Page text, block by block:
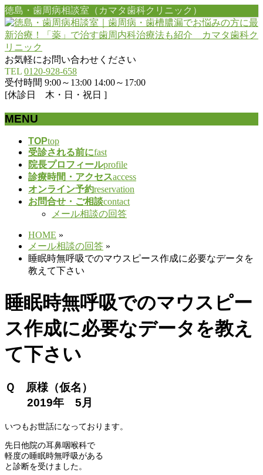
徳島・歯周病相談室（カマタ歯科クリニック）
お気軽にお問い合わせください
TEL 0120-928-658
受付時間 9:00～13:00 14:00～17:00
[休診日 木・日・祝日 ]
MENU
TOPtop
受診される前にfast
院長プロフィールprofile
診療時間・アクセスaccess
オンライン予約reservation
お問合せ・ご相談contact
メール相談の回答
HOME »
メール相談の回答 »
睡眠時無呼吸でのマウスピース作成に必要なデータを
教えて下さい
睡眠時無呼吸でのマウスピー
ス作成に必要なデータを教え
て下さい
Ｑ 原様（仮名）
2019年 5月
いつもお世話になっております。
先日他院の耳鼻咽喉科で
軽度の睡眠時無呼吸がある
と診断を受けました。